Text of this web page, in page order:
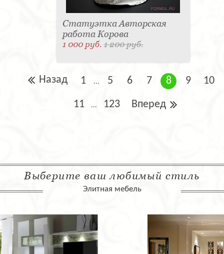
Статуэтка Авторская
работа Корова
1 000 руб.1 200 руб.
Назад 1 ... 5 6 7 8 9 10
11 ... 123 Вперед
Выберите ваш любимый стиль
Элитная мебель